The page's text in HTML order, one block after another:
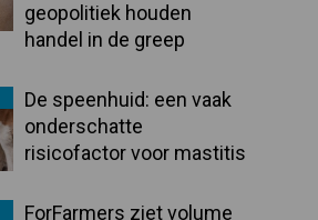
geopolitiek houden
handel in de greep
De speenhuid: een vaak
onderschatte
risicofactor voor mastitis
ForFarmers ziet volume